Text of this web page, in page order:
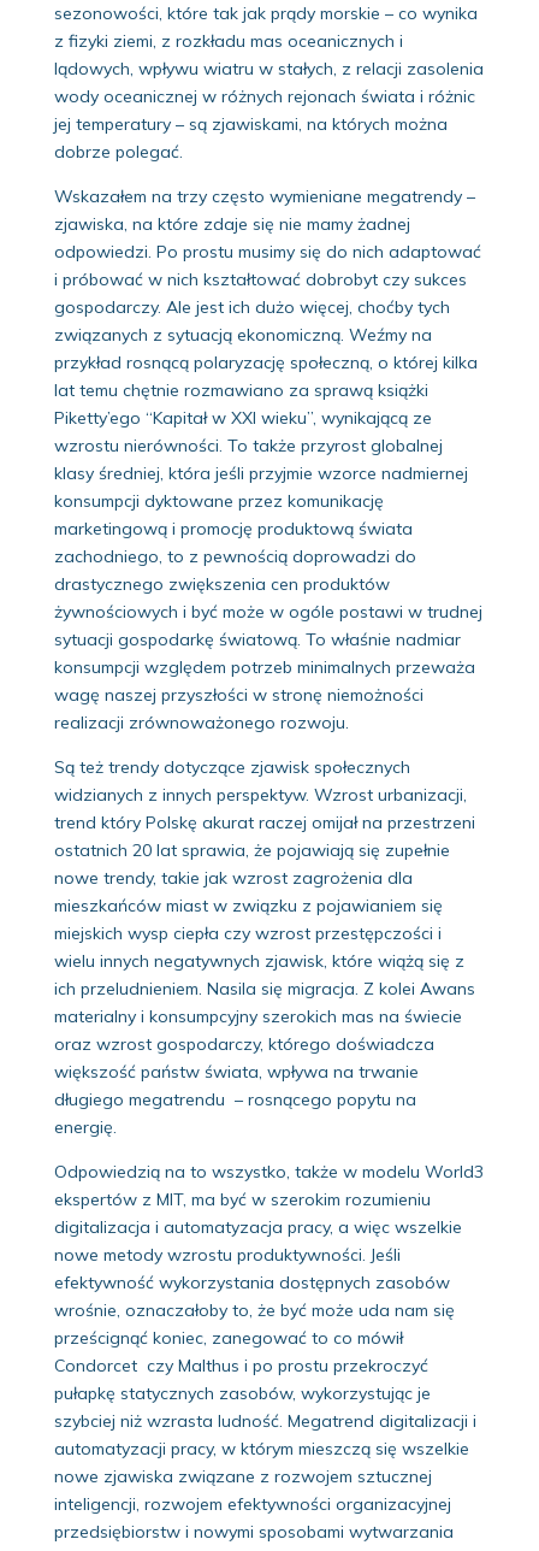
sezonowości, które tak jak prądy morskie – co wynika
z fizyki ziemi, z rozkładu mas oceanicznych i
lądowych, wpływu wiatru w stałych, z relacji zasolenia
wody oceanicznej w różnych rejonach świata i różnic
jej temperatury – są zjawiskami, na których można
dobrze polegać.
Wskazałem na trzy często wymieniane megatrendy –
zjawiska, na które zdaje się nie mamy żadnej
odpowiedzi. Po prostu musimy się do nich adaptować
i próbować w nich kształtować dobrobyt czy sukces
gospodarczy. Ale jest ich dużo więcej, choćby tych
związanych z sytuacją ekonomiczną. Weźmy na
przykład rosnącą polaryzację społeczną, o której kilka
lat temu chętnie rozmawiano za sprawą książki
Piketty’ego “Kapitał w XXI wieku”, wynikającą ze
wzrostu nierówności. To także przyrost globalnej
klasy średniej, która jeśli przyjmie wzorce nadmiernej
konsumpcji dyktowane przez komunikację
marketingową i promocję produktową świata
zachodniego, to z pewnością doprowadzi do
drastycznego zwiększenia cen produktów
żywnościowych i być może w ogóle postawi w trudnej
sytuacji gospodarkę światową. To właśnie nadmiar
konsumpcji względem potrzeb minimalnych przeważa
wagę naszej przyszłości w stronę niemożności
realizacji zrównoważonego rozwoju.
Są też trendy dotyczące zjawisk społecznych
widzianych z innych perspektyw. Wzrost urbanizacji,
trend który Polskę akurat raczej omijał na przestrzeni
ostatnich 20 lat sprawia, że pojawiają się zupełnie
nowe trendy, takie jak wzrost zagrożenia dla
mieszkańców miast w związku z pojawianiem się
miejskich wysp ciepła czy wzrost przestępczości i
wielu innych negatywnych zjawisk, które wiążą się z
ich przeludnieniem. Nasila się migracja. Z kolei Awans
materialny i konsumpcyjny szerokich mas na świecie
oraz wzrost gospodarczy, którego doświadcza
większość państw świata, wpływa na trwanie
długiego megatrendu – rosnącego popytu na
energię.
Odpowiedzią na to wszystko, także w modelu World3
ekspertów z MIT, ma być w szerokim rozumieniu
digitalizacja i automatyzacja pracy, a więc wszelkie
nowe metody wzrostu produktywności. Jeśli
efektywność wykorzystania dostępnych zasobów
wrośnie, oznaczałoby to, że być może uda nam się
prześcignąć koniec, zanegować to co mówił
Condorcet czy Malthus i po prostu przekroczyć
pułapkę statycznych zasobów, wykorzystując je
szybciej niż wzrasta ludność. Megatrend digitalizacji i
automatyzacji pracy, w którym mieszczą się wszelkie
nowe zjawiska związane z rozwojem sztucznej
inteligencji, rozwojem efektywności organizacyjnej
przedsiębiorstw i nowymi sposobami wytwarzania